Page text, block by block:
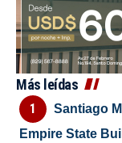
Más leídas
Santiago
Empire State